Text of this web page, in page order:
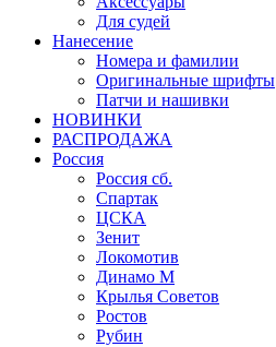
Для судей
Нанесение
Номера и фамилии
Оригинальные шрифты
Патчи и нашивки
НОВИНКИ
РАСПРОДАЖА
Россия
Россия сб.
Спартак
ЦСКА
Зенит
Локомотив
Динамо М
Крылья Советов
Ростов
Рубин